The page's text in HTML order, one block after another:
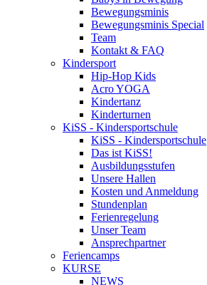
Bewegungsminis
Bewegungsminis Special
Team
Kontakt & FAQ
Kindersport
Hip-Hop Kids
Acro YOGA
Kindertanz
Kinderturnen
KiSS - Kindersportschule
KiSS - Kindersportschule
Das ist KiSS!
Ausbildungsstufen
Unsere Hallen
Kosten und Anmeldung
Stundenplan
Ferienregelung
Unser Team
Ansprechpartner
Feriencamps
KURSE
NEWS